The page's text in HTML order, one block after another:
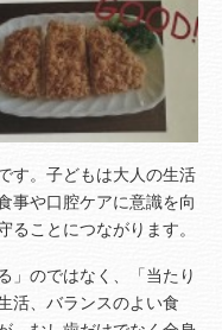
す。子どもは大人の生活
事や口腔ケアに意識を向
ることにつながります。
」のではなく、「当たり
活、バランスのよい食